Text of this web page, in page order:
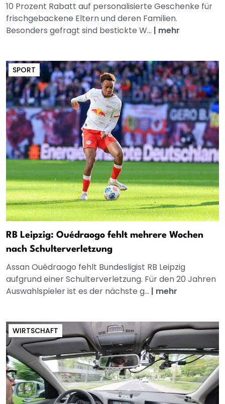
10 Prozent Rabatt auf personalisierte Geschenke für
frischgebackene Eltern und deren Familien.
Besonders gefragt sind bestickte W... | mehr
SPORT
RB Leipzig: Ouédraogo fehlt mehrere Wochen
nach Schulterverletzung
Assan Ouédraogo fehlt Bundesligist RB Leipzig
aufgrund einer Schulterverletzung. Für den 20 Jahren
Auswahlspieler ist es der nächste g... | mehr
WIRTSCHAFT